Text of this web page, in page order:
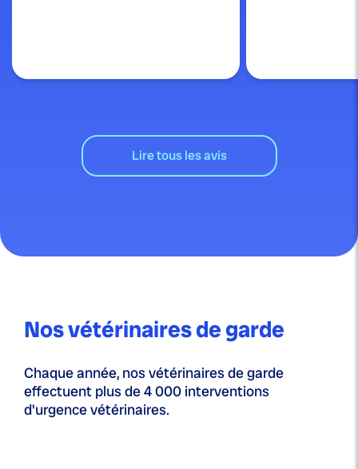
Lire tous les avis
Nos vétérinaires de garde
Chaque année, nos vétérinaires de garde
effectuent plus de 4 000 interventions
d'urgence vétérinaires.